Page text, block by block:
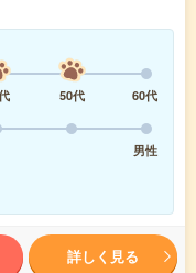
50代
60代
男性
詳しく見る